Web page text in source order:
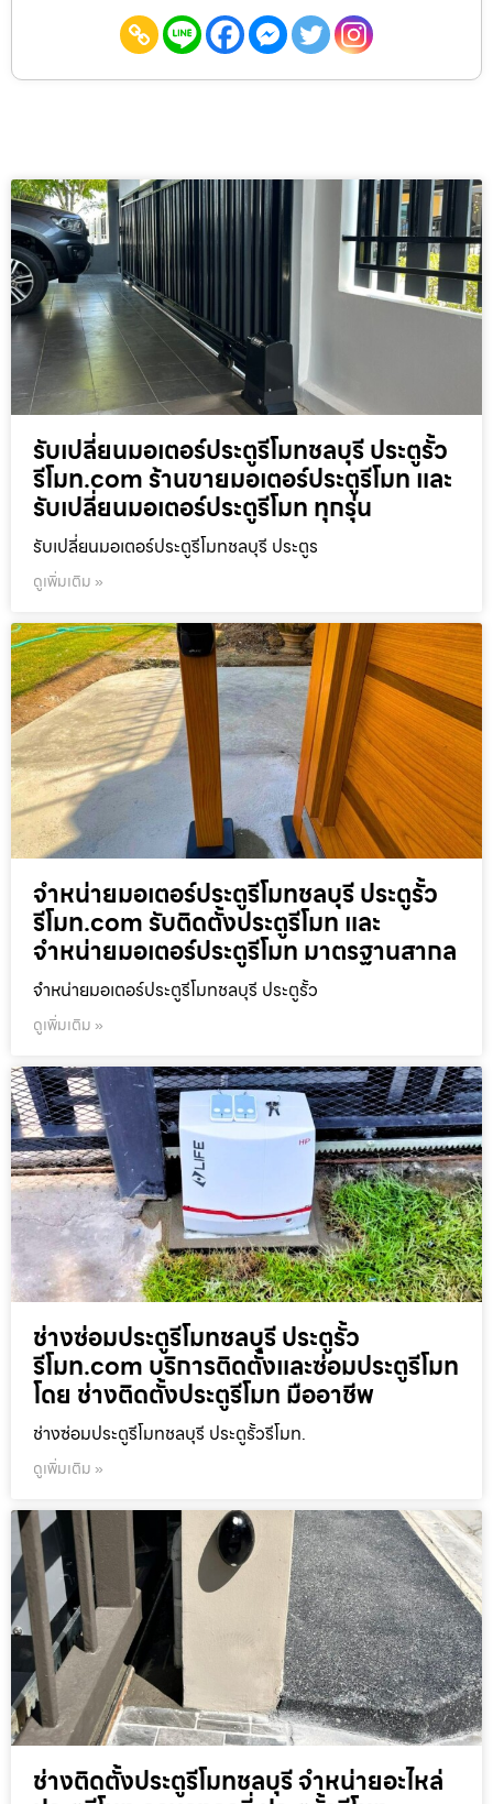
รับเปลี่ยนมอเตอร์ประตูรีโมทชลบุรี ประตูรั้ว
รีโมท.com ร้านขายมอเตอร์ประตูรีโมท และ
รับเปลี่ยนมอเตอร์ประตูรีโมท ทุกรุ่น
รับเปลี่ยนมอเตอร์ประตูรีโมทชลบุรี ประตูร
ดูเพิ่มเติม »
จำหน่ายมอเตอร์ประตูรีโมทชลบุรี ประตูรั้ว
รีโมท.com รับติดตั้งประตูรีโมท และ
จำหน่ายมอเตอร์ประตูรีโมท มาตรฐานสากล
จำหน่ายมอเตอร์ประตูรีโมทชลบุรี ประตูรั้ว
ดูเพิ่มเติม »
ช่างซ่อมประตูรีโมทชลบุรี ประตูรั้ว
รีโมท.com บริการติดตั้งและซ่อมประตูรีโมท
โดย ช่างติดตั้งประตูรีโมท มืออาชีพ
ช่างซ่อมประตูรีโมทชลบุรี ประตูรั้วรีโมท.
ดูเพิ่มเติม »
ช่างติดตั้งประตูรีโมทชลบุรี จำหน่ายอะไหล่